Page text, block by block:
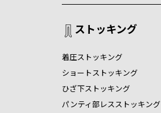
ストッキング
着圧ストッキング
ショートストッキング
ひざ下ストッキング
パンティ部レスストッキング